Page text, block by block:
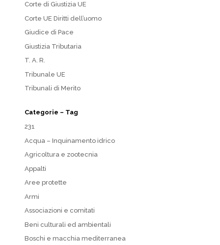
Corte di Giustizia UE
Corte UE Diritti dell’uomo
Giudice di Pace
Giustizia Tributaria
T. A. R.
Tribunale UE
Tribunali di Merito
Categorie – Tag
231
Acqua – Inquinamento idrico
Agricoltura e zootecnia
Appalti
Aree protette
Armi
Associazioni e comitati
Beni culturali ed ambientali
Boschi e macchia mediterranea